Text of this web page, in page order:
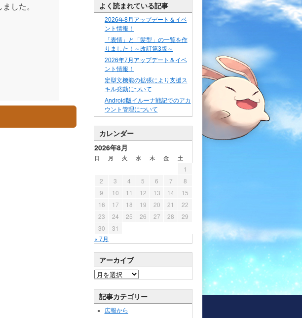
した。 よく読まれている記事
2026年8月アップデート＆イベ
ント情報！
「表情」と「髪型」の一覧を作
りました！～改訂第3版～
2026年7月アップデート＆イベ
ント情報！
定型文機能の拡張により支援ス
キル発動について
Android版イルーナ戦記でのアカ
ウント管理について
カレンダー
2026年8月
日 月 火 水 木 金 土
« 7月
1
2
3 4 5 6 7
8
9
10 11 12 13 14
15
16
17 18 19 20 21
22
23
24 25 26 27 28
29
30
31
アーカイブ
記事カテゴリー
広報から